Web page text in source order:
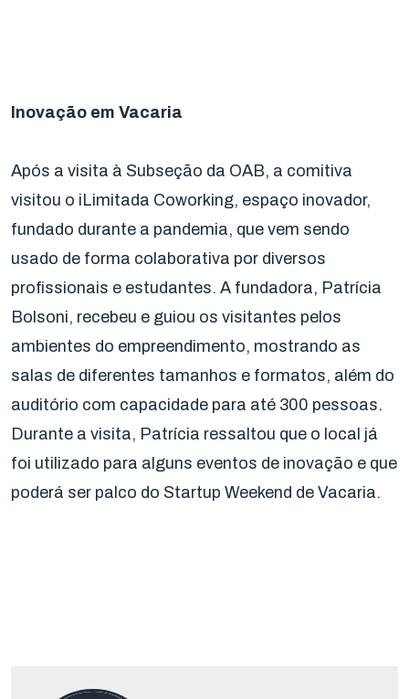
Inovação em Vacaria
Após a visita à Subseção da OAB, a comitiva
visitou o iLimitada Coworking, espaço inovador,
fundado durante a pandemia, que vem sendo
usado de forma colaborativa por diversos
profissionais e estudantes. A fundadora, Patrícia
Bolsoni, recebeu e guiou os visitantes pelos
ambientes do empreendimento, mostrando as
salas de diferentes tamanhos e formatos, além do
auditório com capacidade para até 300 pessoas.
Durante a visita, Patrícia ressaltou que o local já
foi utilizado para alguns eventos de inovação e que
poderá ser palco do Startup Weekend de Vacaria.